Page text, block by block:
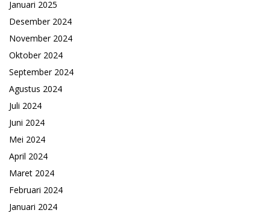
Januari 2025
Desember 2024
November 2024
Oktober 2024
September 2024
Agustus 2024
Juli 2024
Juni 2024
Mei 2024
April 2024
Maret 2024
Februari 2024
Januari 2024